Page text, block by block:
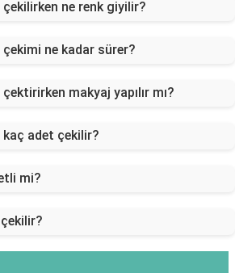
ne renk giyilir?
ne kadar sürer?
makyaj yapılır mı?
adet çekilir?
mi?